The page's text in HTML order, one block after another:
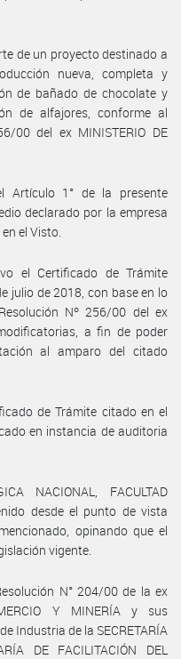
de un proyecto destinado a
nueva, completa y
de bañado de chocolate y
de alfajores, conforme al
00 del ex MINISTERIO DE
Artículo 1° de la presente
declarado por la empresa
el Visto.
el Certificado de Trámite
julio de 2018, con base en lo
Nº 256/00 del ex
a fin de poder
al amparo del citado
de Trámite citado en el
en instancia de auditoria
NACIONAL, FACULTAD
desde el punto de vista
opinando que el
vigente.
N° 204/00 de la ex
Y MINERÍA y sus
Industria de la SECRETARÍA
DE FACILITACIÓN DEL